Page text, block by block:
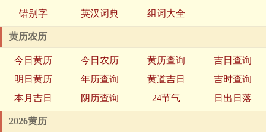
错别字
英汉词典 组词大全
黄历农历
今日黄历 今日农历 黄历查询
吉日查询
明日黄历
年历查询 黄道吉日
吉时查询
本月吉日
阴历查询 24节气 日出日落
2026黄历